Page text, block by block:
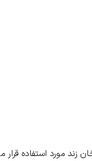
زند مورد استفاده قرار